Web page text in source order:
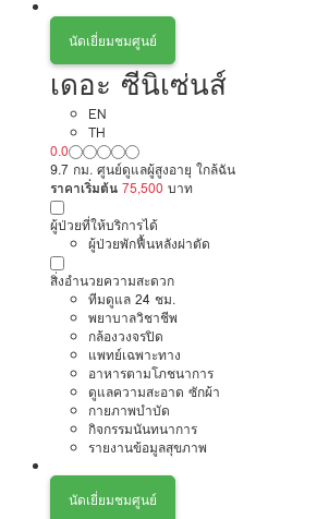
นัดเยี่ยมชมศูนย์
เดอะ ซีนิเซ่นส์
EN
TH
0.0
9.7 กม. ศูนย์ดูแลผู้สูงอายุ ใกล้ฉัน
ราคาเริ่มต้น 75,500 บาท
ผู้ป่วยที่ให้บริการได้
ผู้ป่วยพักฟื้นหลังผ่าตัด
สิ่งอำนวยความสะดวก
ทีมดูแล 24 ชม.
พยาบาลวิชาชีพ
กล้องวงจรปิด
แพทย์เฉพาะทาง
อาหารตามโภชนาการ
ดูแลความสะอาด ซักผ้า
กายภาพบำบัด
กิจกรรมนันทนาการ
รายงานข้อมูลสุขภาพ
นัดเยี่ยมชมศูนย์